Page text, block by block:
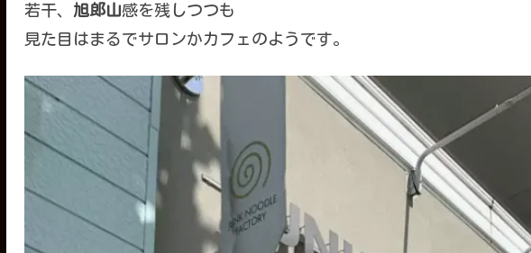
若干、 旭郎山感を残しつつも
見た目はまるでサロンかカフェのようです。